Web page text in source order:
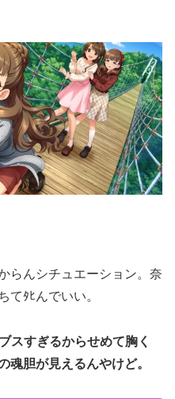
らんシチュエーション。奈
てﾀﾋんでいい。
スすぎるからせめて胸く
魂胆が見えるんやけど。